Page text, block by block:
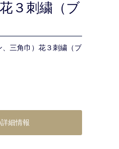
３刺繍（ブ
三角巾）花３刺繍（ブ
細情報